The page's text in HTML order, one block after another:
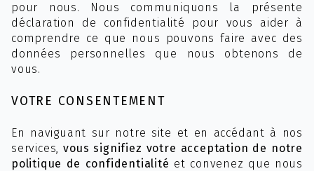
pour nous. Nous communiquons la présente
déclaration de confidentialité pour vous aider à
comprendre ce que nous pouvons faire avec des
données personnelles que nous obtenons de
vous.
VOTRE CONSENTEMENT
En naviguant sur notre site et en accédant à nos
services,vous signifiez votre acceptation de notre
politique de confidentialité et convenez que nous